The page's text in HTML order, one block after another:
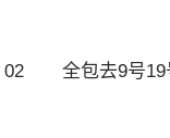
02 全包去9